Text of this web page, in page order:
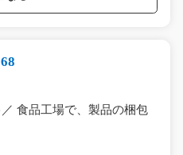
食品工場で、製品の梱包